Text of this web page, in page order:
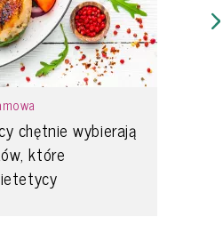
chętnie wybierają
które